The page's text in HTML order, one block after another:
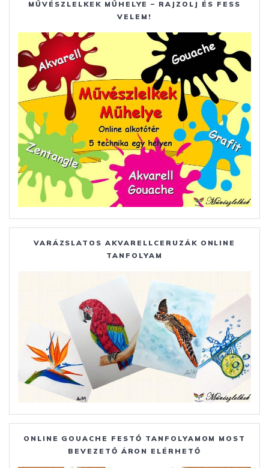
MŰVÉSZLELKEK MŰHELYE – RAJZOLJ ÉS FESS
VELEM!
VARÁZSLATOS AKVARELLCERUZÁK ONLINE
TANFOLYAM
ONLINE GOUACHE FESTŐ TANFOLYAMOM MOST
BEVEZETŐ ÁRON ELÉRHETŐ